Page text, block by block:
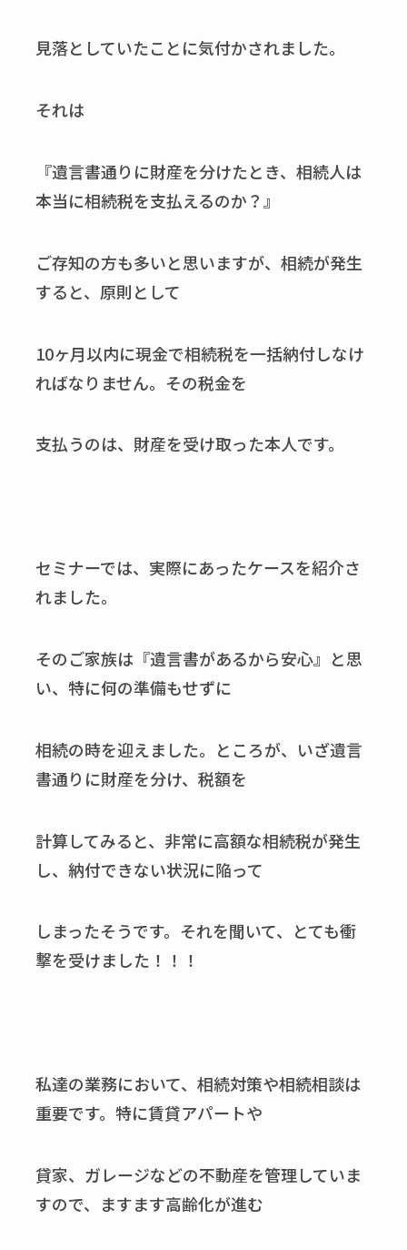
見落としていたことに気付かされました。
それは
『遺言書通りに財産を分けたとき、相続人は
本当に相続税を支払えるのか？』
ご存知の方も多いと思いますが、相続が発生
すると、原則として
10ヶ月以内に現金で相続税を一括納付しなけ
ればなりません。その税金を
支払うのは、財産を受け取った本人です。
セミナーでは、実際にあったケースを紹介さ
れました。
そのご家族は『遺言書があるから安心』と思
い、特に何の準備もせずに
相続の時を迎えました。ところが、いざ遺言
書通りに財産を分け、税額を
計算してみると、非常に高額な相続税が発生
し、納付できない状況に陥って
しまったそうです。それを聞いて、とても衝
撃を受けました！！！
私達の業務において、相続対策や相続相談は
重要です。特に賃貸アパートや
貸家、ガレージなどの不動産を管理していま
すので、ますます高齢化が進む